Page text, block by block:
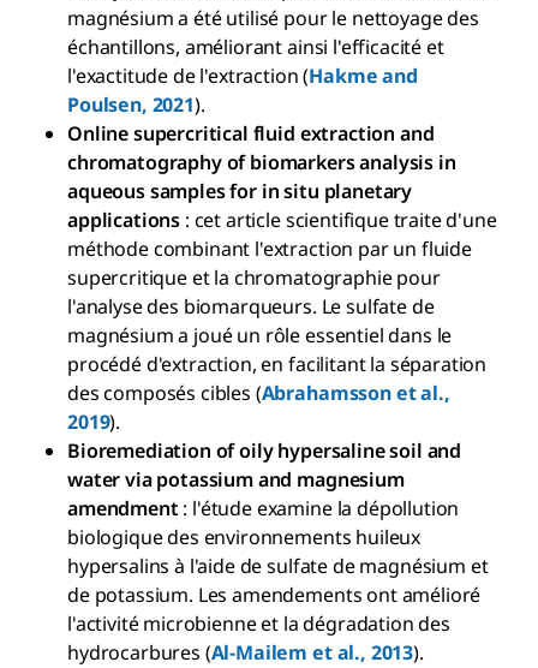
magnésium a été utilisé pour le nettoyage des
échantillons, améliorant ainsi l'efficacité et
l'exactitude de l'extraction (Hakme and
Poulsen, 2021).
Online supercritical fluid extraction and
chromatography of biomarkers analysis in
aqueous samples for in situ planetary
applications : cet article scientifique traite d'une
méthode combinant l'extraction par un fluide
supercritique et la chromatographie pour
l'analyse des biomarqueurs. Le sulfate de
magnésium a joué un rôle essentiel dans le
procédé d'extraction, en facilitant la séparation
des composés cibles (Abrahamsson et al.,
2019).
Bioremediation of oily hypersaline soil and
water via potassium and magnesium
amendment : l'étude examine la dépollution
biologique des environnements huileux
hypersalins à l'aide de sulfate de magnésium et
de potassium. Les amendements ont amélioré
l'activité microbienne et la dégradation des
hydrocarbures (Al-Mailem et al., 2013).